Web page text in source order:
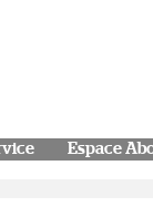
Espace